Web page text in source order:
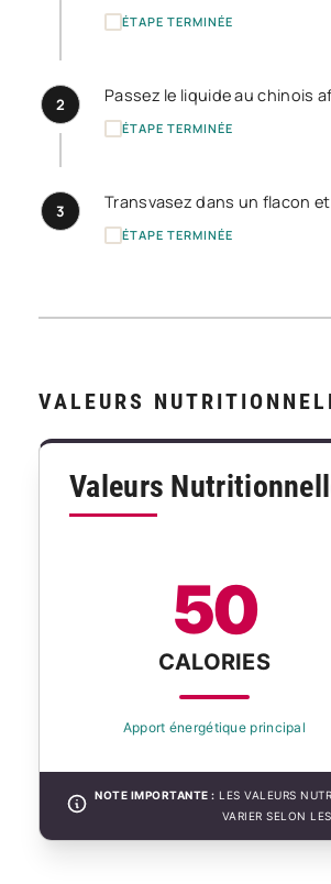
ÉTAPE TERMINÉE
2 Passez le liquide au chinois
ÉTAPE TERMINÉE
3 Transvasez dans un flacon
ÉTAPE TERMINÉE
VALEURS
Valeurs
50
CALORIES
Apport énergétique principal
NOTE IMPORTANTE : LES VALEURS
VARIER SELON